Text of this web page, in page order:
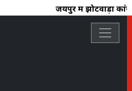
जयपुर में झोटवाड़ा